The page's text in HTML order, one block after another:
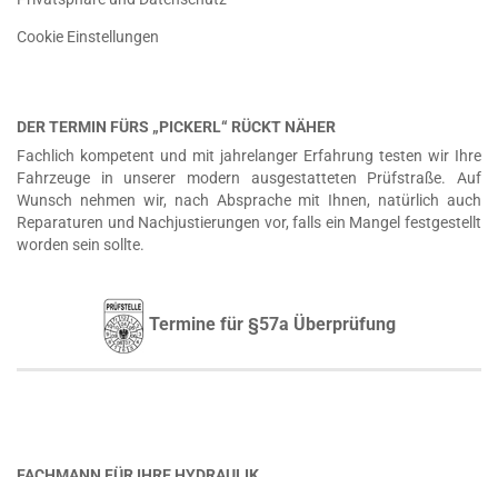
Cookie Einstellungen
DER TERMIN FÜRS „PICKERL“ RÜCKT NÄHER
Fachlich kompetent und mit jahrelanger Erfahrung testen wir Ihre
Fahrzeuge in unserer modern ausgestatteten Prüfstraße. Auf
Wunsch nehmen wir, nach Absprache mit Ihnen, natürlich auch
Reparaturen und Nachjustierungen vor, falls ein Mangel festgestellt
worden sein sollte.
Termine für §57a Überprüfung